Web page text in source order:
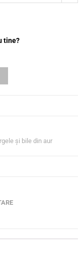
tine?
și bile din aur